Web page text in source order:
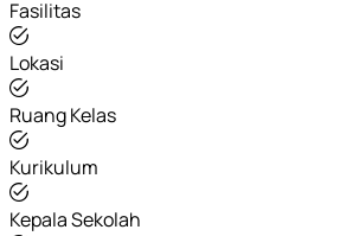
Fasilitas
Lokasi
Ruang Kelas
Kurikulum
Kepala Sekolah